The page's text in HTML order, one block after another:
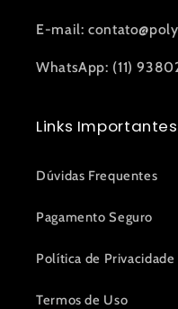
E-mail:
WhatsApp: (11)
Links Importantes
Dúvidas Frequentes
Pagamento Seguro
Política de Privacidade
Termos de Uso